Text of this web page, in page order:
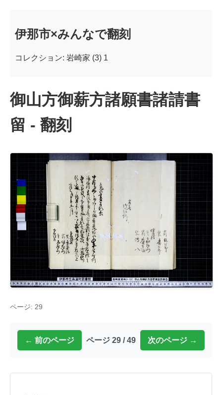
伊那市×みんなで翻刻
コレクション: 岩崎家 (3) 1
御山方御薪方諸願書諸請書
留 - 翻刻
ページ: 29
← 前のページ ページ 29 / 49 次のページ →